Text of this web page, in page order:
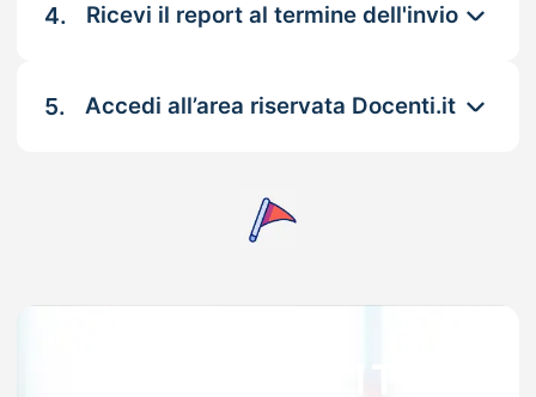
4. Ricevi il report al termine dell'invio
5. Accedi all’area riservata Docenti.it